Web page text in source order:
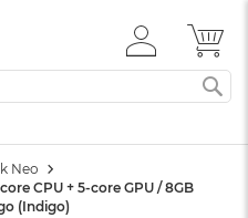
ZALOGUJ
SIĘ
Neo
CPU + 5-core GPU / 8GB
(Indigo)